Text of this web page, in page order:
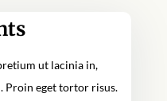
ut lacinia in,
Proin eget tortor risus.